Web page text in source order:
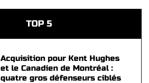
TOP 5
Acquisition pour Kent Hughes
et le Canadien de Montréal :
quatre gros défenseurs ciblés